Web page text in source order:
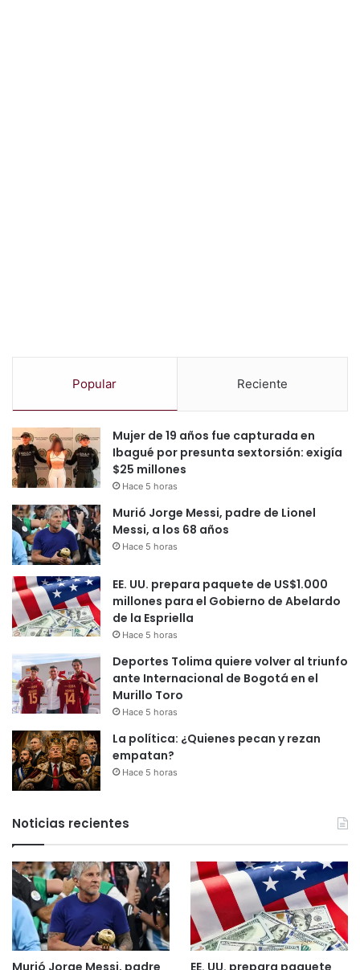
Popular Reciente
Mujer de 19 años fue capturada en
Ibagué por presunta sextorsión: exigía
$25 millones
Hace 5 horas
Murió Jorge Messi, padre de Lionel
Messi, a los 68 años
Hace 5 horas
EE. UU. prepara paquete de US$1.000
millones para el Gobierno de Abelardo
de la Espriella
Hace 5 horas
Deportes Tolima quiere volver al triunfo
ante Internacional de Bogotá en el
Murillo Toro
Hace 5 horas
La política: ¿Quienes pecan y rezan
empatan?
Hace 5 horas
Noticias recientes